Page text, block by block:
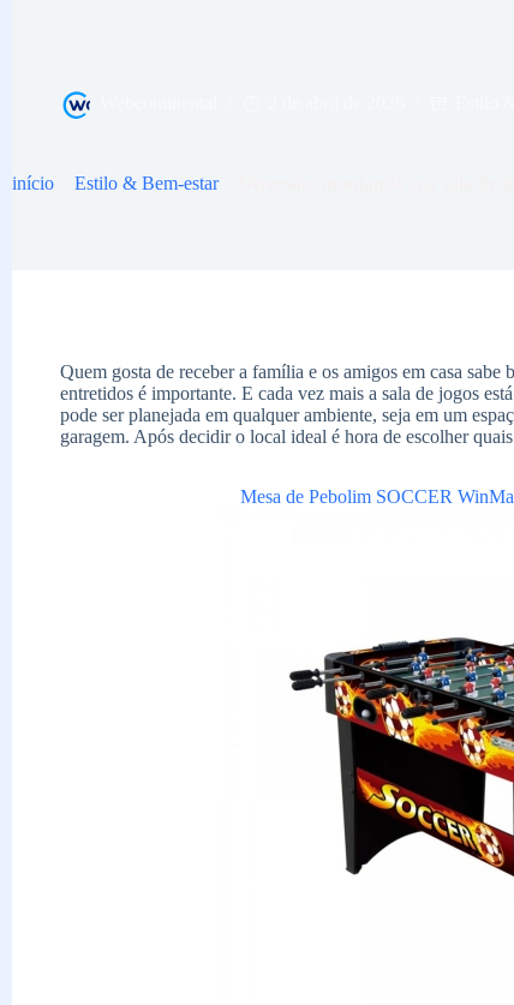
início Estilo & Bem-estar>
Quem gosta de receber a família e os amigos em casa
entretidos é importante. E cada vez mais a sala de jogos
pode ser planejada em qualquer ambiente, seja em um
garagem. Após decidir o local ideal é hora de escolher
Mesa de Pebolim SOCCER